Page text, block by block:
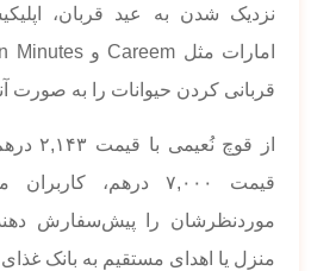
نزدیک شدن به عید قربان،
قربانی کردن حیوانات را به صورت
از قوچ
قیمت ۷,۰۰۰ درهم،
موردنظرشان را پیش‌سفارش
منزل یا اهدای مستقیم به بانک